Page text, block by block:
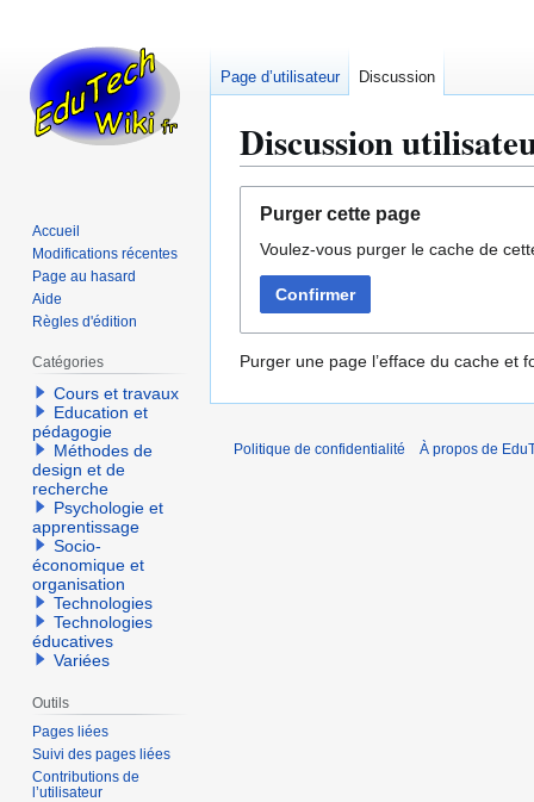
Discussion
navigation
recherche
Purger cette page
Voulez-vous purger le cache de
Confirmer
Purger une page l’efface du cache et
Page d’utilisateur Discussion
Accueil
Modifications récentes
Page au hasard
Aide
Règles d'édition
Catégories
Cours et travaux
Education et
pédagogie
Méthodes de
design et de
recherche
Psychologie et
apprentissage
Socio-
économique et
organisation
Technologies
Technologies
éducatives
Variées
Outils
Pages liées
Suivi des pages liées
Contributions de
l’utilisateur
Politique de confidentialité À propos de